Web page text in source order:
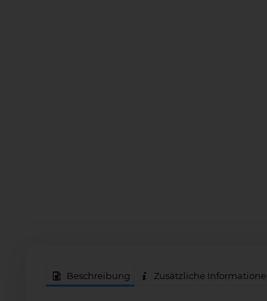
Beschreibung Zusätzliche